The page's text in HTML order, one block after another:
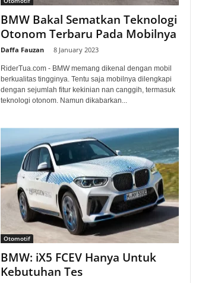
BMW Bakal Sematkan Teknologi
Otonom Terbaru Pada Mobilnya
Daffa Fauzan 8 January 2023
RiderTua.com - BMW memang dikenal dengan mobil
berkualitas tingginya. Tentu saja mobilnya dilengkapi
dengan sejumlah fitur kekinian nan canggih, termasuk
teknologi otonom. Namun dikabarkan...
Otomotif
BMW: iX5 FCEV Hanya Untuk
Kebutuhan Tes